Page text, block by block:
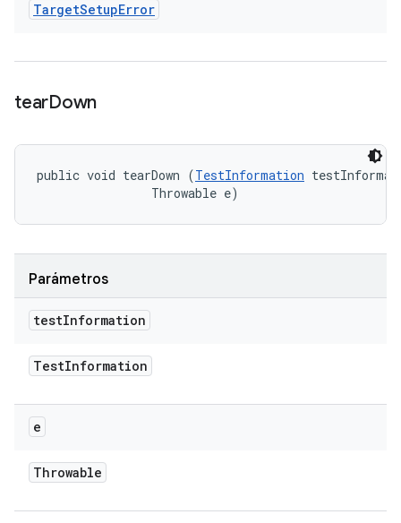
TargetSetupError
tearDown
public void tearDown (TestInformation
                Throwable e)
Parámetros
testInformation
TestInformation
e
Throwable